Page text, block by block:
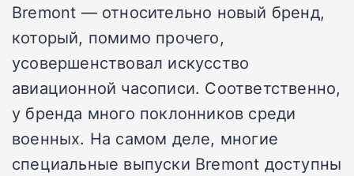
Bremont — относительно новый бренд,
который, помимо прочего,
усовершенствовал искусство
авиационной часописи. Соответственно,
у бренда много поклонников среди
военных. На самом деле, многие
специальные выпуски Bremont доступны